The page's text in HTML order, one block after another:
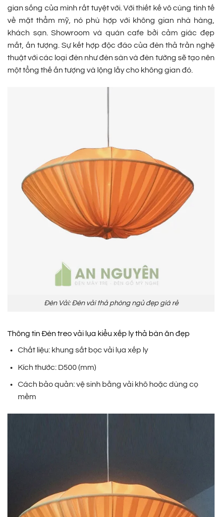
gian sống của mình rất tuyệt vời. Với thiết kế vô cùng tinh tế
về mặt thẩm mỹ, nó phù hợp với không gian nhà hàng,
khách sạn. Showroom và quán cafe bởi cảm giác đẹp
mắt, ấn tượng. Sự kết hợp độc đáo của đèn thả trần nghệ
thuật với các loại đèn như đèn sàn và đèn tường sẽ tạo nên
một tổng thế ấn tượng và lộng lẫy cho không gian đó.
Đèn Vải: Đèn vải thả phòng ngủ đẹp giá rẻ
Thông tin Đèn treo vải lụa kiểu xếp ly thả bàn ăn đẹp
Chất liệu: khung sắt bọc vải lụa xếp ly
Kích thước: D500 (mm)
Cách bảo quản: vệ sinh bằng vải khô hoặc dùng cọ
mềm